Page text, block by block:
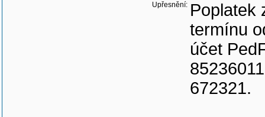
Upřesnění: Poplatek
termínu
účet
672321.